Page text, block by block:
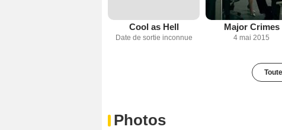
Cool as Hell
Date de sortie inconnue
Major Crimes
4 mai 2015
Photos